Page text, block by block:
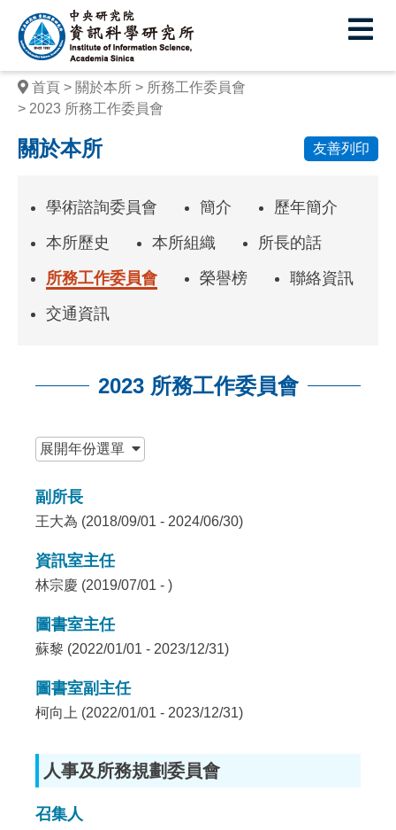
中
央
研
究
院
訊
科
學
首頁 關於本所
所務工作委員會
2023 所務工作委員會
關於本所 友善列印
學術諮詢委員會 簡介
歷年簡介
本所歷史
本所組織
所長的話
所務工作委員會
榮譽榜
聯絡資訊
交通資訊
2023 所務工作委員會
展開年份選單
副所長
王大為 (2018/09/01 - 2024/06/30)
資訊室主任
林宗慶 (2019/07/01 - )
圖書室主任
蘇黎 (2022/01/01 - 2023/12/31)
圖書室副主任
柯向上 (2022/01/01 - 2023/12/31)
人事及所務規劃委員會
召集人